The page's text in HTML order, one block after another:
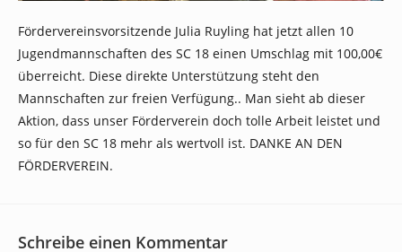
Fördervereinsvorsitzende Julia Ruyling hat jetzt allen 10
Jugendmannschaften des SC 18 einen Umschlag mit 100,00€
überreicht. Diese direkte Unterstützung steht den
Mannschaften zur freien Verfügung.. Man sieht ab dieser
Aktion, dass unser Förderverein doch tolle Arbeit leistet und
so für den SC 18 mehr als wertvoll ist. DANKE AN DEN
FÖRDERVEREIN.
Schreibe einen Kommentar